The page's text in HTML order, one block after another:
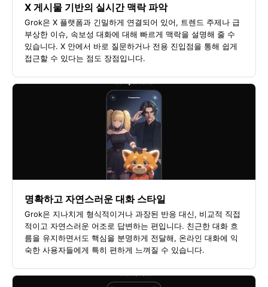
X 게시물 기반의 실시간 맥락 파악
Grok은 X 플랫폼과 긴밀하게 연결되어 있어, 트렌드 주제나 급
부상한 이슈, 속보성 대화에 대해 빠르게 맥락을 설명해 줄 수
있습니다. X 안에서 바로 질문하거나 전용 진입점을 통해 쉽게
접근할 수 있다는 점도 장점입니다.
명확하고 자연스러운 대화 스타일
Grok은 지나치게 형식적이거나 과장된 반응 대신, 비교적 직접
적이고 자연스러운 어조로 답변하는 편입니다. 친근한 대화 흐
름을 유지하면서도 핵심을 분명하게 전달해, 온라인 대화에 익
숙한 사용자들에게 특히 편하게 느껴질 수 있습니다.